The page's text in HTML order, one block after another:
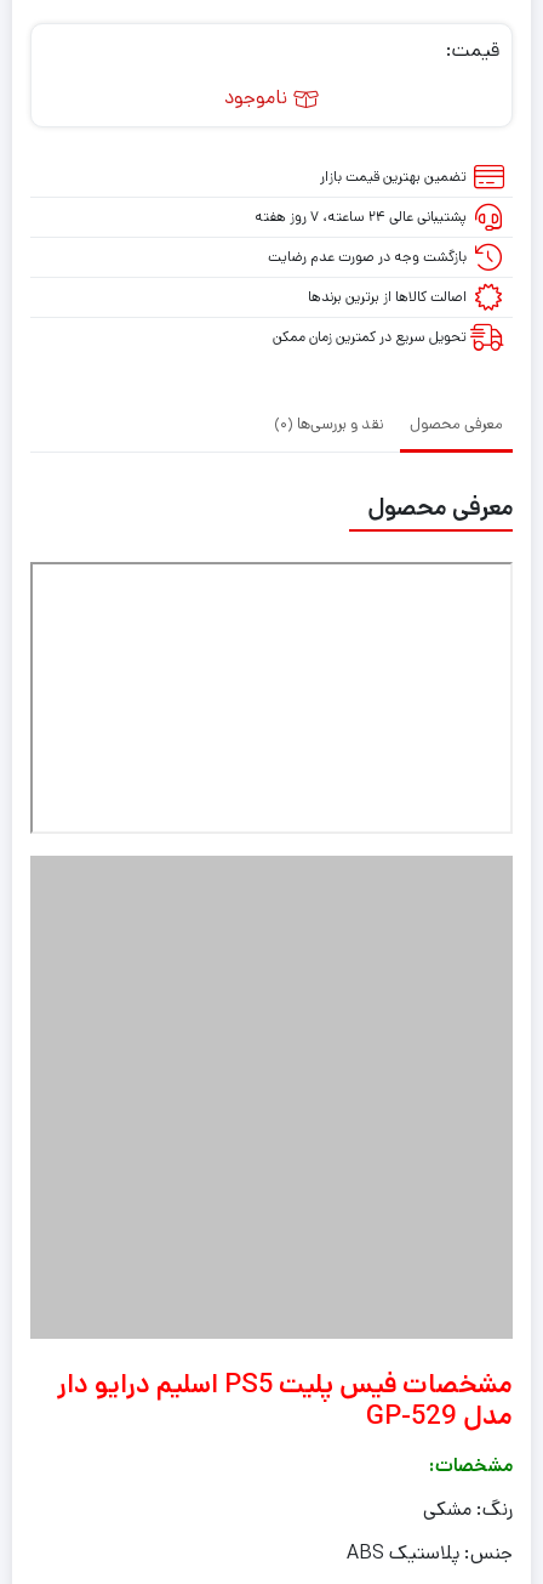
قیمت:
ناموجود
تضمین بهترین قیمت بازار
پشتیبانی عالی ۲۴ ساعته، ۷ روز هفته
بازگشت وجه در صورت عدم رضایت
اصالت کالاها از برترین برندها
تحویل سریع در کمترین زمان ممکن
معرفی محصول نقد و بررسی‌ها (0)
معرفی محصول
مشخصات فیس پلیت PS5 اسلیم درایو دار
مدل GP-529
مشخصات:
رنگ: مشکی
جنس: پلاستیک ABS